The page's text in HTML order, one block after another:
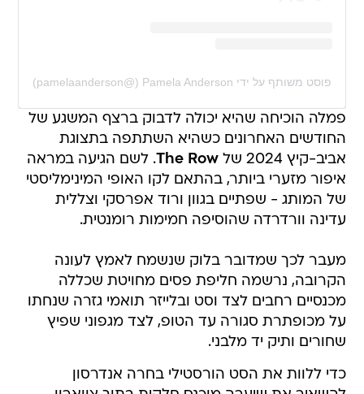
פוסט משותף על ידי ‏‎Pamela Anderson‎‏ (@‏‎pamelaanderson‎‏)
פמלה הוכיחה שהיא יכולה לדבוק ברצף המשגע של
החודשים האחרונים כשהיא השתתפה בתצוגת
אביב-קיץ 2024 של
The Row. לשם הגיעה במראה
איפור מזערי ביותר, בהתאם לקו האופי המינימליסטי
של המותג - שפתיים בגוון ורוד אפרסקי וצללית
עדינה וורדרדה שהוסיפה חמימות רומנטית.
מעבר לכך שמדובר בלוק שנשמח לאמץ לעונה
הקרובה, נרשמה חליפת פסים מחויטת שכללה
מכנסיים רחבים לצד וסט ובלייזר תואמי גזרה שנחתו
על מכופתרת סגורה עד הטופ, לצד מגפוני שפיץ
שחורים ותיק יד מלבני.
כדי ללוות את הסט הורסטילי בחרה אנדרסון